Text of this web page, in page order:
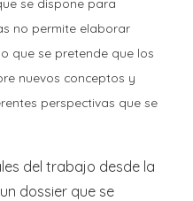
se dispone para
no permite elaborar
que se pretende que los
nuevos conceptos y
perspectivas que se
del trabajo desde la
dossier que se